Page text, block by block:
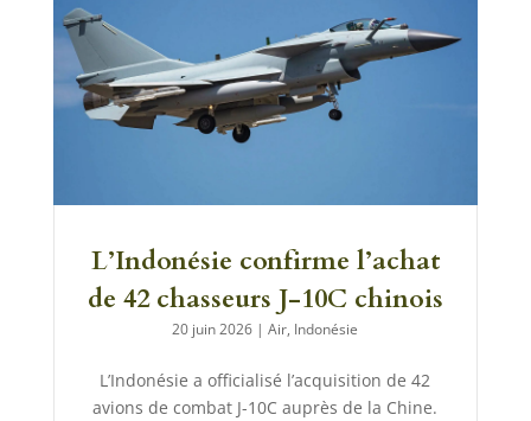
L’Indonésie confirme l’achat
de 42 chasseurs J-10C chinois
20 juin 2026 |Air, Indonésie
L’Indonésie a officialisé l’acquisition de 42
avions de combat J-10C auprès de la Chine.